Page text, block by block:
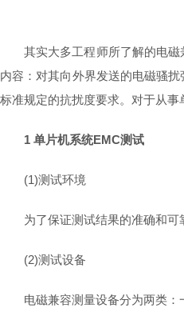
其实大多工程师所了解的电
内容：对其向外界发送的电磁骚
标准规定的抗扰度要求。对于从
1 单片机系统EMC测试
(1)测试环境
为了保证测试结果的准确和
(2)测试设备
电磁兼容测量设备分为两类